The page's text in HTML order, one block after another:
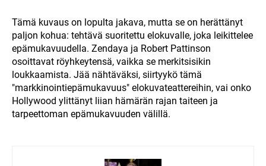
Tämä kuvaus on lopulta jakava, mutta se on herättänyt
paljon kohua: tehtävä suoritettu elokuvalle, joka leikittelee
epämukavuudella. Zendaya ja Robert Pattinson
osoittavat röyhkeytensä, vaikka se merkitsisikin
loukkaamista. Jää nähtäväksi, siirtyykö tämä
"markkinointiepämukavuus" elokuvateattereihin, vai onko
Hollywood ylittänyt liian hämärän rajan taiteen ja
tarpeettoman epämukavuuden välillä.